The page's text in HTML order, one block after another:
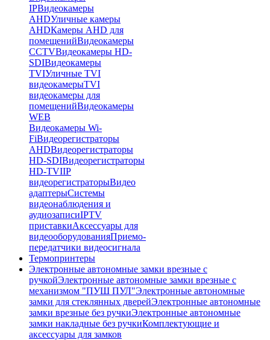
IPВидеокамеры
AHDУличные камеры
AHDКамеры AHD для
помещенийВидеокамеры
CCTVВидеокамеры HD-
SDIВидеокамеры
TVIУличные TVI
видеокамерыTVI
видеокамеры для
помещенийВидеокамеры
WEB
Видеокамеры Wi-
FiВидеорегистраторы
AHDВидеорегистраторы
HD-SDIВидеорегистраторы
HD-TVIIP
видеорегистраторыВидео
адаптерыСистемы
видеонаблюдения и
аудиозаписиIPTV
приставкиАксессуары для
видеооборудованияПриемо-
передатчики видеосигнала
Термопринтеры
Электронные автономные замки врезные с
ручкойЭлектронные автономные замки врезные с
механизмом "ПУШ ПУЛ"Электронные автономные
замки для стеклянных дверейЭлектронные автономные
замки врезные без ручкиЭлектронные автономные
замки накладные без ручкиКомплектующие и
аксессуары для замков